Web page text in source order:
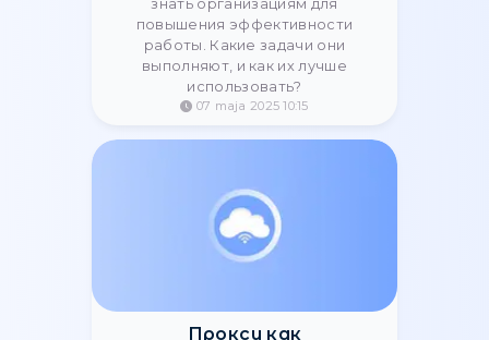
это повышение собственной
безопасности в Интернете. Их
повседневное использование
является базовой стратегией
каждого разумного Интернет-
пользователя. Чтобы помочь вам
выбрать надёжный ВПН, мы
составили список из 6 лучших.
11 czerwca 2025 23:28